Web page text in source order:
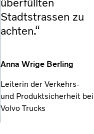
überfüllten
Stadtstrassen zu
achten.“
Anna Wrige Berling
Leiterin der Verkehrs-
und Produktsicherheit bei
Volvo Trucks